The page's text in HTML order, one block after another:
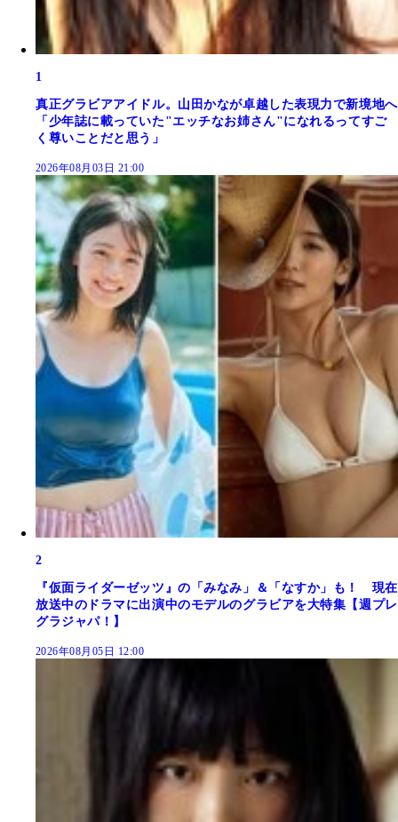
1
真正グラビアアイドル。山田かなが卓越した表現力で新境地へ
「少年誌に載っていた"エッチなお姉さん"になれるってすご
く尊いことだと思う」
2026年08月03日 21:00
2
『仮面ライダーゼッツ』の「みなみ」＆「なすか」も！ 現在
放送中のドラマに出演中のモデルのグラビアを大特集【週プレ
グラジャパ！】
2026年08月05日 12:00